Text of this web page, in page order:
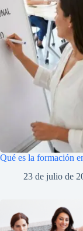
Qué es la formación
23 de julio de